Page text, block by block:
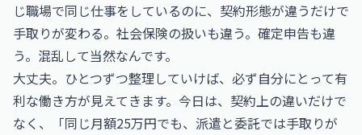
じ職場で同じ仕事をしているのに、契約形態が違うだけで
手取りが変わる。社会保険の扱いも違う。確定申告も違
う。混乱して当然なんです。
大丈夫。ひとつずつ整理していけば、必ず自分にとって有
利な働き方が見えてきます。今日は、契約上の違いだけで
なく、「同じ月額25万円でも、派遣と委託では手取りが